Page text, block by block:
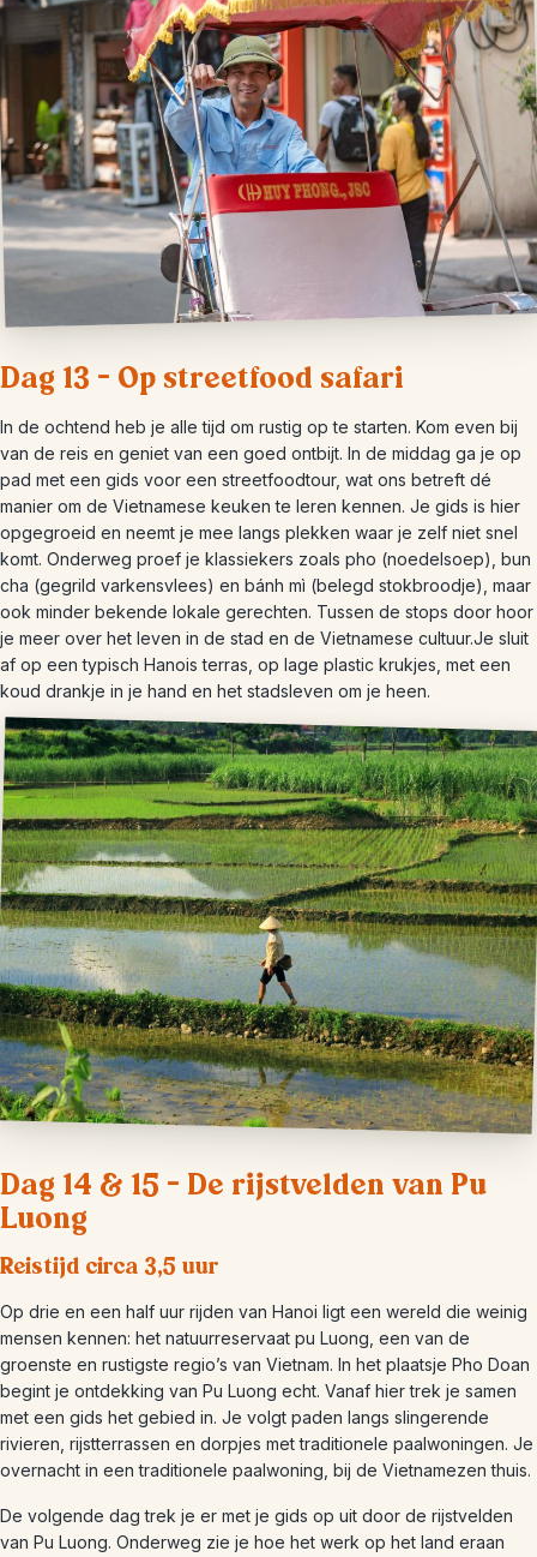
Dag 13 – Op streetfood safari
In de ochtend heb je alle tijd om rustig op te starten. Kom even bij
van de reis en geniet van een goed ontbijt. In de middag ga je op
pad met een gids voor een streetfoodtour, wat ons betreft dé
manier om de Vietnamese keuken te leren kennen. Je gids is hier
opgegroeid en neemt je mee langs plekken waar je zelf niet snel
komt. Onderweg proef je klassiekers zoals pho (noedelsoep), bun
cha (gegrild varkensvlees) en bánh mì (belegd stokbroodje), maar
ook minder bekende lokale gerechten. Tussen de stops door hoor
je meer over het leven in de stad en de Vietnamese cultuur.Je sluit
af op een typisch Hanois terras, op lage plastic krukjes, met een
koud drankje in je hand en het stadsleven om je heen.
Dag 14 & 15 – De rijstvelden van Pu
Luong
Reistijd circa 3,5 uur
Op drie en een half uur rijden van Hanoi ligt een wereld die weinig
mensen kennen: het natuurreservaat pu Luong, een van de
groenste en rustigste regio’s van Vietnam. In het plaatsje Pho Doan
begint je ontdekking van Pu Luong echt. Vanaf hier trek je samen
met een gids het gebied in. Je volgt paden langs slingerende
rivieren, rijstterrassen en dorpjes met traditionele paalwoningen. Je
overnacht in een traditionele paalwoning, bij de Vietnamezen thuis.
De volgende dag trek je er met je gids op uit door de rijstvelden
van Pu Luong. Onderweg zie je hoe het werk op het land eraan